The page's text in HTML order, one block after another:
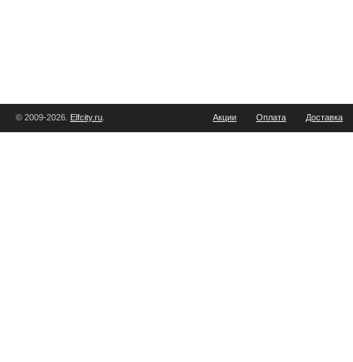
© 2009-2026. Elfcity.ru Акции Оплата Доставка